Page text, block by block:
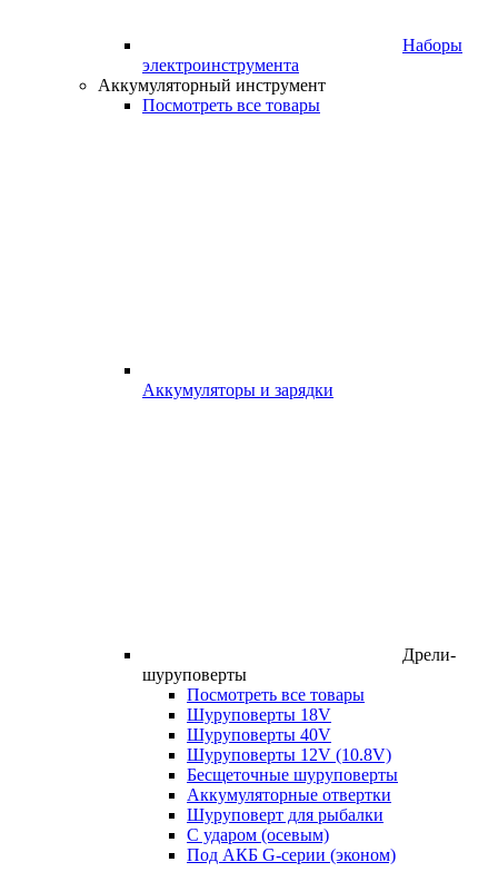
Наборы
электроинструмента
Аккумуляторный инструмент
Посмотреть все товары
Аккумуляторы и зарядки
Дрели-
шуруповерты
Посмотреть все товары
Шуруповерты 18V
Шуруповерты 40V
Шуруповерты 12V (10.8V)
Бесщеточные шуруповерты
Аккумуляторные отвертки
Шуруповерт для рыбалки
С ударом (осевым)
Под АКБ G-серии (эконом)